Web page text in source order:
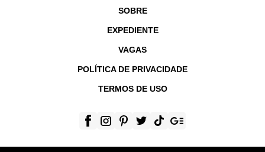
SOBRE
EXPEDIENTE
VAGAS
POLÍTICA DE PRIVACIDADE
TERMOS DE USO